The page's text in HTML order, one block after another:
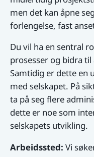
men det kan åpne
forlengelse, fast
Du vil ha en sentral
prosesser og bidra
Samtidig er dette en
med selskapet. På
ta på seg flere
dette er noe som
selskapets utvikling.
Arbeidssted: Vi